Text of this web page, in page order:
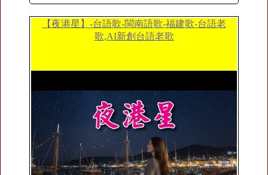
【夜港星】-台語歌-閩南語歌-福建歌-台語老
歌,AI新創台語老歌